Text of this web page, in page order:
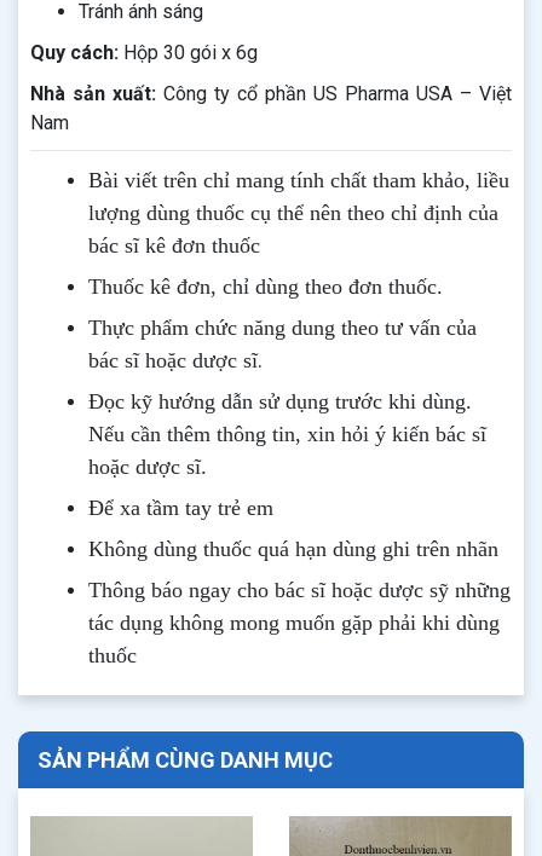
Tránh ánh sáng
Quy cách: Hộp 30 gói x 6g
Nhà sản xuất: Công ty cổ phần US Pharma USA – Việt
Nam
Bài viết trên chỉ mang tính chất tham khảo, liều
lượng dùng thuốc cụ thể nên theo chỉ định của
bác sĩ kê đơn thuốc
Thuốc kê đơn, chỉ dùng theo đơn thuốc.
Thực phẩm chức năng dung theo tư vấn của
bác sĩ hoặc dược sĩ.
Đọc kỹ hướng dẫn sử dụng trước khi dùng.
Nếu cần thêm thông tin, xin hỏi ý kiến bác sĩ
hoặc dược sĩ.
Để xa tầm tay trẻ em
Không dùng thuốc quá hạn dùng ghi trên nhãn
Thông báo ngay cho bác sĩ hoặc dược sỹ những
tác dụng không mong muốn gặp phải khi dùng
thuốc
SẢN PHẨM CÙNG DANH MỤC